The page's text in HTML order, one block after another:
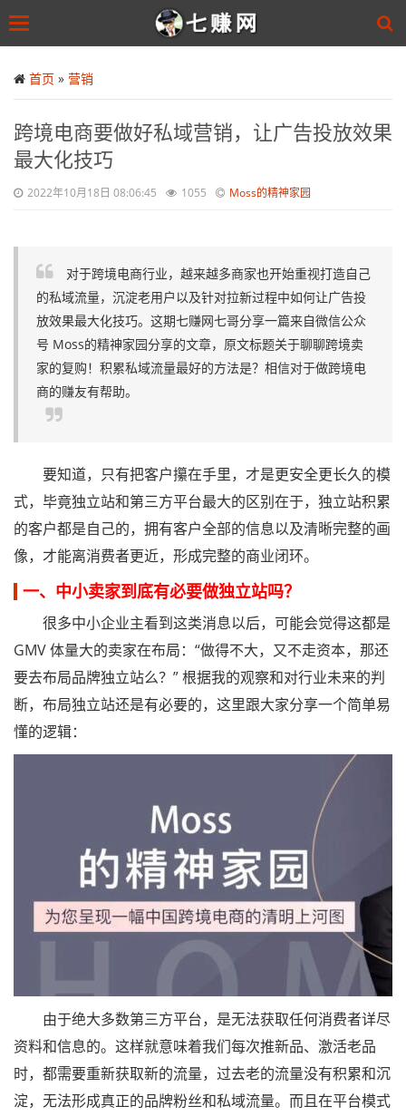
to
main
Toggle
首页 » 营销
跨境电商要做好私域营销，让广告投放效果
最大化技巧
2022年10月18日 08:06:45 1055 Moss的精神家园
对于跨境电商行业，越来越多商家也开始重视打造自己
的私域流量，沉淀老用户以及针对拉新过程中如何让广告投
放效果最大化技巧。这期七赚网七哥分享一篇来自微信公众
号 Moss的精神家园分享的文章，原文标题关于聊聊跨境卖
家的复购！积累私域流量最好的方法是？相信对于做跨境电
商的赚友有帮助。
要知道，只有把客户攥在手里，才是更安全更长久的模
式，毕竟独立站和第三方平台最大的区别在于，独立站积累
的客户都是自己的，拥有客户全部的信息以及清晰完整的画
像，才能离消费者更近，形成完整的商业闭环。
一、中小卖家到底有必要做独立站吗？
很多中小企业主看到这类消息以后，可能会觉得这都是
GMV 体量大的卖家在布局：“做得不大，又不走资本，那还
要去布局品牌独立站么？” 根据我的观察和对行业未来的判
断，布局独立站还是有必要的，这里跟大家分享一个简单易
懂的逻辑：
由于绝大多数第三方平台，是无法获取任何消费者详尽
资料和信息的。这样就意味着我们每次推新品、激活老品
时，都需要重新获取新的流量，过去老的流量没有积累和沉
淀，无法形成真正的品牌粉丝和私域流量。而且在平台模式